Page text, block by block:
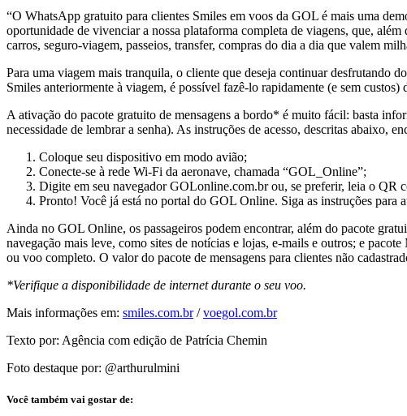
“O WhatsApp gratuito para clientes Smiles em voos da GOL é mais uma
oportunidade de vivenciar a nossa plataforma completa de viagens, que,
carros, seguro-viagem, passeios, transfer, compras do dia a dia que valem
Para uma viagem mais tranquila, o cliente que deseja continuar desfrutando
Smiles anteriormente à viagem, é possível fazê-lo rapidamente (e sem custos)
A ativação do pacote gratuito de mensagens a bordo* é muito fácil: basta
necessidade de lembrar a senha). As instruções de acesso, descritas abaixo,
Coloque seu dispositivo em modo avião;
Conecte-se à rede Wi-Fi da aeronave, chamada “GOL_Online”;
Digite em seu navegador GOLonline.com.br ou, se preferir, leia o QR
Pronto! Você já está no portal do GOL Online. Siga as instruções para
Ainda no GOL Online, os passageiros podem encontrar, além do pacote
navegação mais leve, como sites de notícias e lojas, e-mails e outros; e
ou voo completo. O valor do pacote de mensagens para clientes não
*Verifique a disponibilidade de internet durante o seu voo.
Mais informações em: smiles.com.br/voegol.com.br
Texto por: Agência com edição de Patrícia Chemin
Foto destaque por: @arthurulmini
Você também vai gostar de: